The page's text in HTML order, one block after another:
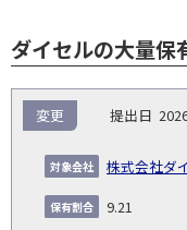
ダイセルの大量保
NO.
告
義
務
発
生
出
コー
株式会社ダ
変更
9.21